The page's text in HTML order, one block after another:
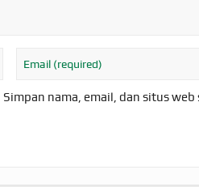
Simpan nama, email, dan situs